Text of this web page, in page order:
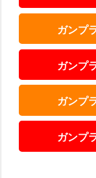
ガンプ
ガンプ
ガンプ
ガンプ